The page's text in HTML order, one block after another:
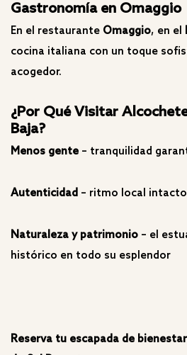
Gastronomía en Omaggio
En el restaurante Omaggio, en el
cocina italiana con un toque
acogedor.
¿Por Qué Visitar
Baja?
Menos gente – tranquilidad
Autenticidad – ritmo local intacto
Naturaleza y patrimonio – el
histórico en todo su esplendor
Reserva tu escapada de